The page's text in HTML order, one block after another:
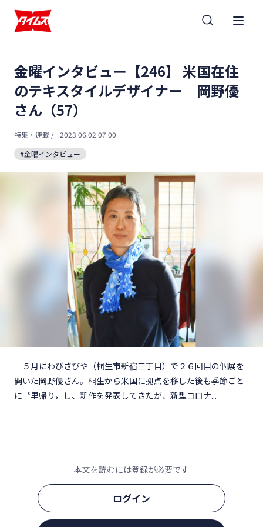
金曜インタビュー【246】 米国在住
のテキスタイルデザイナー 岡野優
さん（57）
特集・連載 / 2023.06.02 07:00
#金曜インタビュー
５月にわびさびや（桐生市新宿三丁目）で２６回目の個展を
開いた岡野優さん。桐生から米国に拠点を移した後も季節ごと
に〝里帰り〟し、新作を発表してきたが、新型コロナ...
本文を読むには登録が必要です
ログイン